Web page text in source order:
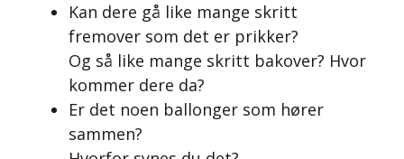
Kan dere gå like mange skritt
fremover som det er prikker?
Og så like mange skritt bakover? Hvor
kommer dere da?
Er det noen ballonger som hører
sammen?